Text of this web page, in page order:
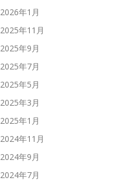
2026年1月
2025年11月
2025年9月
2025年7月
2025年5月
2025年3月
2025年1月
2024年11月
2024年9月
2024年7月